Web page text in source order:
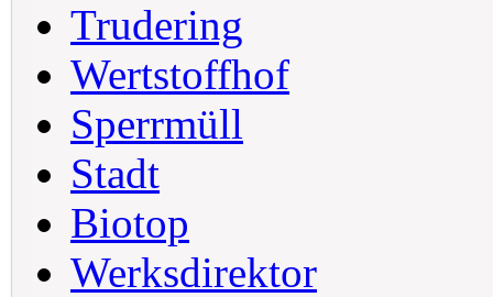
Trudering
Wertstoffhof
Sperrmüll
Stadt
Biotop
Werksdirektor